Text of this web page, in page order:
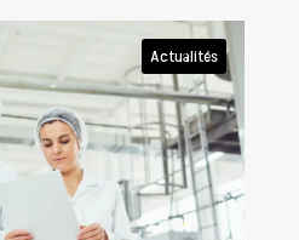
Actualités